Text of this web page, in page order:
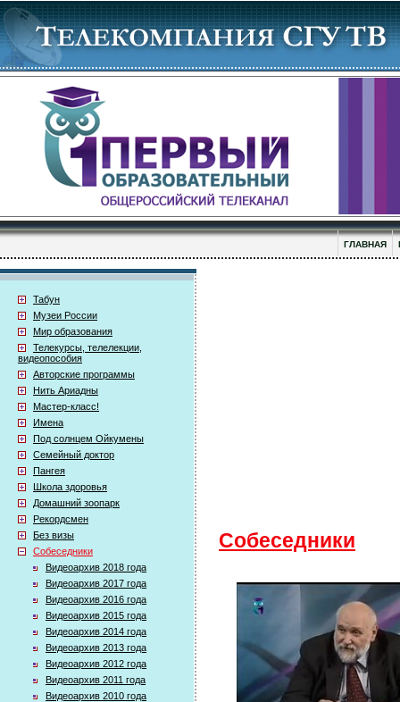
ГЛАВНАЯ
Табун
Музеи России
Мир образования
Телекурсы, телелекции,
видеопособия
Авторские программы
Нить Ариадны
Мастер-класс!
Имена
Под солнцем Ойкумены
Семейный доктор
Пангея
Школа здоровья
Домашний зоопарк
Рекордсмен
Без визы
Собеседники
Видеоархив 2018 года
Видеоархив 2017 года
Видеоархив 2016 года
Видеоархив 2015 года
Видеоархив 2014 года
Видеоархив 2013 года
Видеоархив 2012 года
Видеоархив 2011 года
Видеоархив 2010 года
Собеседники